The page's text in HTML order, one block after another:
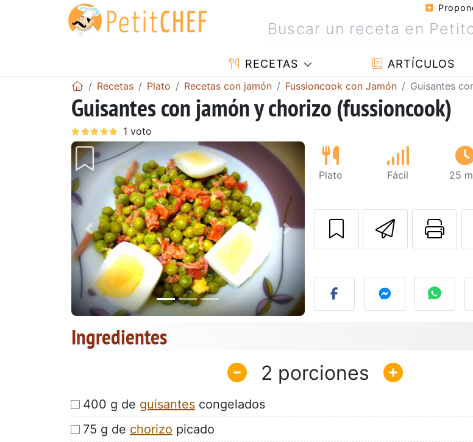
RECETAS ARTÍCULOS
Recetas Plato Recetas con jamón Fussioncook con Jamón Guisantes
Guisantes con jamón y chorizo (fussioncook)
Anterior Siguiente
Plato Fácil 25
Enviar
Ingredientes
2
400 g de guisantes congelados
75 g de chorizo picado